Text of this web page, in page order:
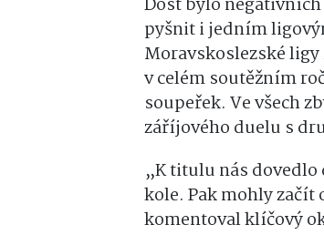
pyšnit i jedním
Moravskoslezské ligy
v celém soutěžním
soupeřek. Ve všech
záříjového duelu s
„K titulu nás
kole. Pak mohly začít
komentoval klíčový